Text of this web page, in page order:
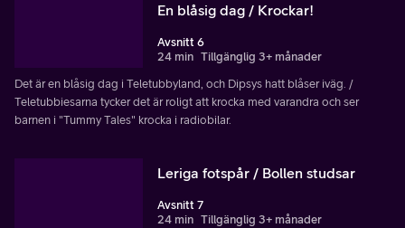
En blåsig dag / Krockar!
Avsnitt 6
24 min Tillgänglig 3+ månader
Det är en blåsig dag i Teletubbyland, och Dipsys hatt blåser iväg. /
Teletubbiesarna tycker det är roligt att krocka med varandra och ser
barnen i "Tummy Tales" krocka i radiobilar.
Leriga fotspår / Bollen studsar
Avsnitt 7
24 min Tillgänglig 3+ månader